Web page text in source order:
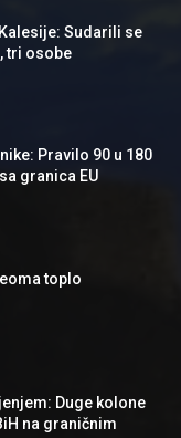
Sudarili se
tri osobe
Pravilo 90 u 180
granica EU
toplo
Duge kolone
na graničnim